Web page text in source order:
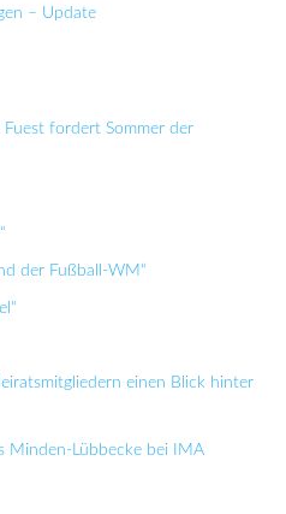
– Update
fordert Sommer der
der Fußball-WM“
einen Blick hinter
Minden-Lübbecke bei IMA